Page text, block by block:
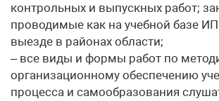
контрольных и выпускных работ;
проводимые как на учебной базе
выезде в районах области;
– все виды и формы работ по
организационному обеспечению
процесса и самообразования